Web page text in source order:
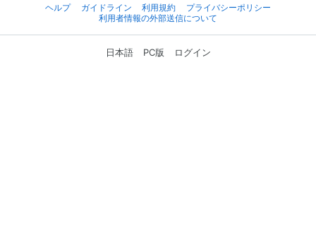
ヘルプ
ガイドライン 利用規約
プライバシーポリシー
利用者情報の外部送信について
日本語 PC版 ログイン